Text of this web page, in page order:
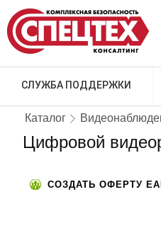
СЛУЖБА ПОДДЕРЖКИ
Каталог
Цифровой
СОЗДАТЬ ОФЕРТУ